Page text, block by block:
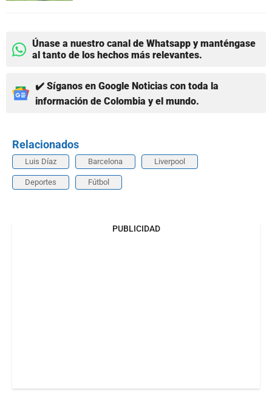
Únase a nuestro canal de Whatsapp y manténgase
al tanto de los hechos más relevantes.
✔️ Síganos en Google Noticias con toda la
información de Colombia y el mundo.
Relacionados
Luis Díaz Barcelona Liverpool
Deportes Fútbol
PUBLICIDAD